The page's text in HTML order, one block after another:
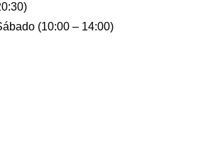
(10:00 – 14:00)